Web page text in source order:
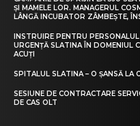
ȘI MAMELE LOR. MANAGERUL
LÂNGĂ INCUBATOR ZÂMBEȘTE,
INSTRUIRE PENTRU
URGENȚĂ SLATINA ÎN DOMENIUL
ACUȚI
SPITALUL SLATINA – O ȘANSĂ LA
SESIUNE DE CONTRACTARE
DE CAS OLT